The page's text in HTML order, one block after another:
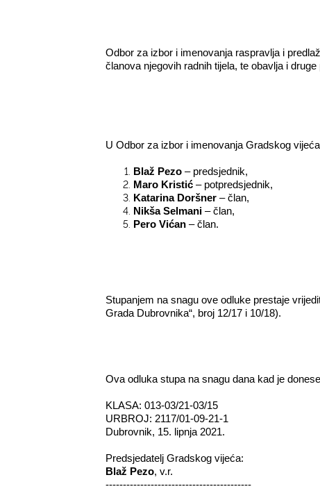
Odbor za izbor i imenovanja raspravlja i
članova njegovih radnih tijela, te obavlja i
U Odbor za izbor i imenovanja Gradskog
Blaž Pezo – predsjednik,
Maro Kristić – potpredsjednik,
Katarina Doršner – član,
Nikša Selmani – član,
Pero Vićan – član.
Stupanjem na snagu ove odluke prestaje
Grada Dubrovnika“, broj 12/17 i 10/18).
Ova odluka stupa na snagu dana kad je
KLASA: 013-03/21-03/15
URBROJ: 2117/01-09-21-1
Dubrovnik, 15. lipnja 2021.
Predsjedatelj Gradskog vijeća:­
Blaž Pezo, v.r.
------------------------------------------